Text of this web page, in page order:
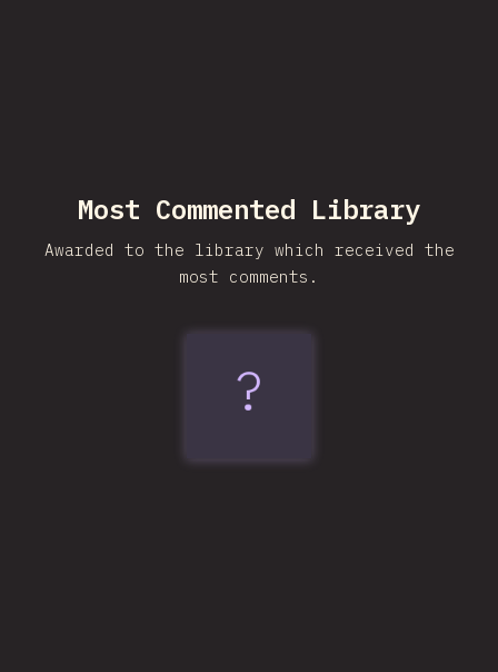
Most Commented Library
Awarded to the library which received the
most comments.
?
React